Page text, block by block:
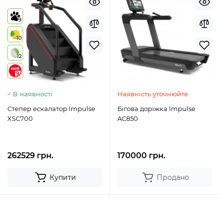
9
10
12
9
В наявності
Степер ескалатор Impulse
XSC700
262529 грн.
Купити
Наявність уточнюйте
Бігова доріжка Impulse
AC850
170000 грн.
Продано